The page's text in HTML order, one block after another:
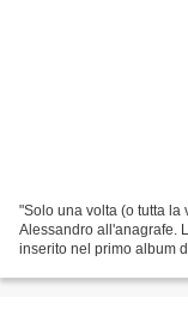
"Solo una volta (o tutta la
Alessandro all'anagrafe.
inserito nel primo album